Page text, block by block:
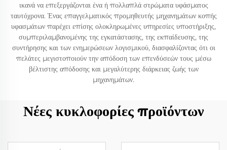
ικανά να επεξεργάζονται ένα ή πολλαπλά στρώματα υφάσματος
ταυτόχρονα. Ένας επαγγελματικός προμηθευτής μηχανημάτων κοπής
υφασμάτων παρέχει επίσης ολοκληρωμένες υπηρεσίες υποστήριξης,
συμπεριλαμβανομένης της εγκατάστασης, της εκπαίδευσης, της
συντήρησης και των ενημερώσεων λογισμικού, διασφαλίζοντας ότι οι
πελάτες μεγιστοποιούν την απόδοση των επενδύσεών τους μέσω
βέλτιστης απόδοσης και μεγαλύτερης διάρκειας ζωής των
μηχανημάτων.
Νέες κυκλοφορίες προϊόντων